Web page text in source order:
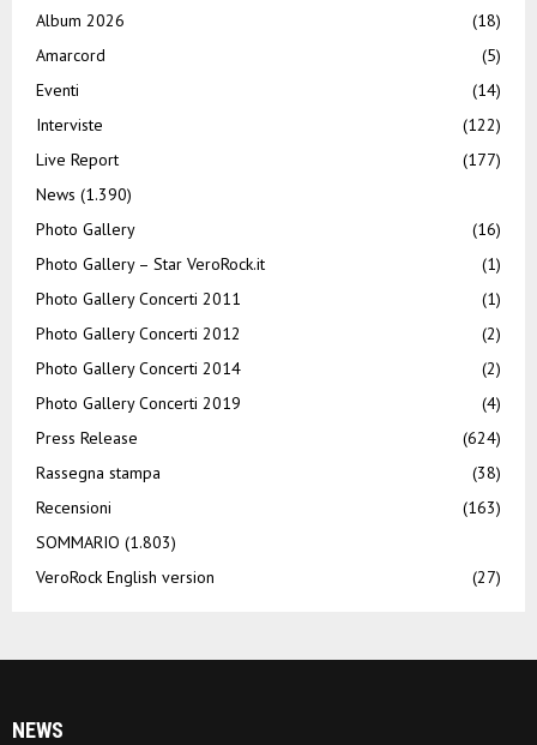
Album 2026
(18)
Amarcord
(5)
Eventi
(14)
Interviste
(122)
Live Report
(177)
News (1.390)
Photo Gallery
(16)
Photo Gallery – Star VeroRock.it
(1)
Photo Gallery Concerti 2011
(1)
Photo Gallery Concerti 2012
(2)
Photo Gallery Concerti 2014
(2)
Photo Gallery Concerti 2019
(4)
Press Release
(624)
Rassegna stampa
(38)
Recensioni
(163)
SOMMARIO (1.803)
VeroRock English version
(27)
NEWS